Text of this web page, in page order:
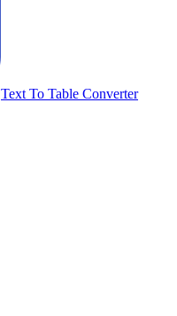
Text To Table Converter